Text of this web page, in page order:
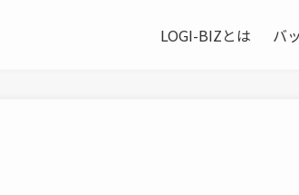
LOGI-BIZとは バ